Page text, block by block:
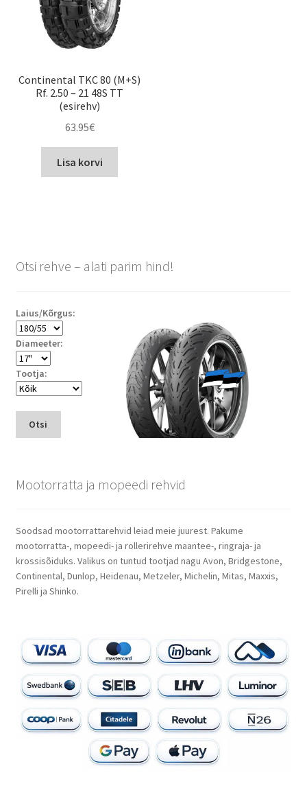
Continental TKC 80 (M+S)
Rf. 2.50 – 21 48S TT
(esirehv)
63.95€
Lisa korvi
Otsi rehve – alati parim hind!
Laius/Kõrgus:
Diameeter:
Tootja:
Otsi
Mootorratta ja mopeedi rehvid
Soodsad mootorrattarehvid leiad meie juurest. Pakume
mootorratta-, mopeedi- ja rollerirehve maantee-, ringraja- ja
krossisõiduks. Valikus on tuntud tootjad nagu Avon, Bridgestone,
Continental, Dunlop, Heidenau, Metzeler, Michelin, Mitas, Maxxis,
Pirelli ja Shinko.